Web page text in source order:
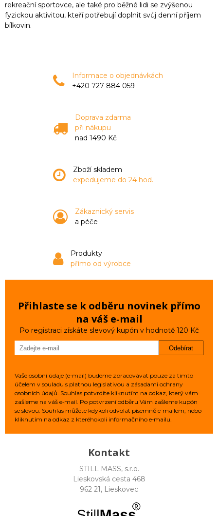
rekreační sportovce, ale také pro běžné lidi se zvýšenou
fyzickou aktivitou, kteří potřebují doplnit svůj denní příjem
bílkovin.
Informace o objednávkách
+420 727 884 059
Doprava zdarma
při nákupu
nad 1490 Kč
Zboží skladem
expedujeme do 24 hod.
Zákaznický servis
a péče
Produkty
přímo od výrobce
Přihlaste se k odběru novinek přímo
na váš e‑mail
Po registraci získáte slevový kupón v hodnotě 120 Kč
Odebírat
Vaše osobní údaje (e‑mail) budeme zpracovávat pouze za tímto
účelem v souladu s platnou legislativou a zásadami ochrany
osobních údajů. Souhlas potvrdíte kliknutím na odkaz, který vám
zašleme na váš e‑mail. Po potvrzení odběru Vám zašleme kupón
se slevou. Souhlas můžete kdykoli odvolat písemně e‑mailem, nebo
kliknutím na odkaz z kteréhokoli informačního e‑mailu.
Kontakt
STILL MASS, s.r.o.
Lieskovská cesta 468
962 21, Lieskovec